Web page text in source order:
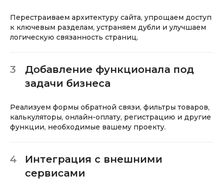
Перестраиваем архитектуру сайта, упрощаем доступ
к ключевым разделам, устраняем дубли и улучшаем
логическую связанность страниц.
3
Добавление функционала под
задачи бизнеса
Реализуем формы обратной связи, фильтры товаров,
калькуляторы, онлайн-оплату, регистрацию и другие
функции, необходимые вашему проекту.
4
Интеграция с внешними
сервисами